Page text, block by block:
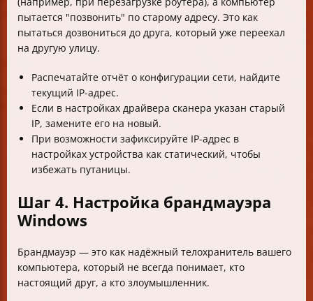
пытается "позвонить" по старому адресу. Это как
пытаться дозвониться до друга, который уже переехал
на другую улицу.
Распечатайте отчёт о конфигурации сети, найдите
текущий IP-адрес.
Если в настройках драйвера сканера указан старый
IP, замените его на новый.
При возможности зафиксируйте IP-адрес в
настройках устройства как статический, чтобы
избежать путаницы.
Шаг 4. Настройка брандмауэра
Windows
Брандмауэр — это как надёжный телохранитель вашего
компьютера, который не всегда понимает, кто
настоящий друг, а кто злоумышленник.